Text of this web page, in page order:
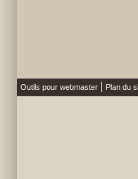
Outils pour webmaster Plan du